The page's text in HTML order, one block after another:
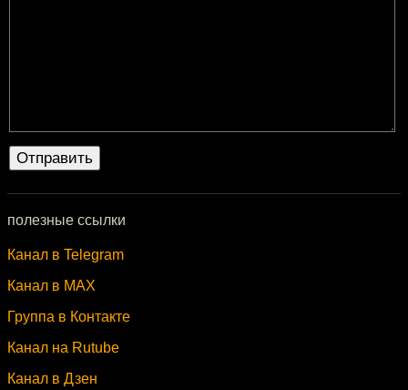
полезные ссылки
Канал в Telegram
Канал в MAX
Группа в Контакте
Канал на Rutube
Канал в Дзен